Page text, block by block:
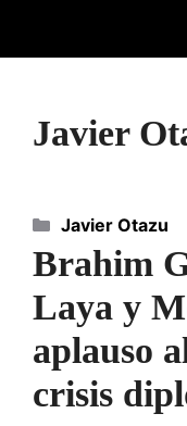
Javier
Brahim
Laya y
aplauso
crisis
Categorías
Javier Otazu